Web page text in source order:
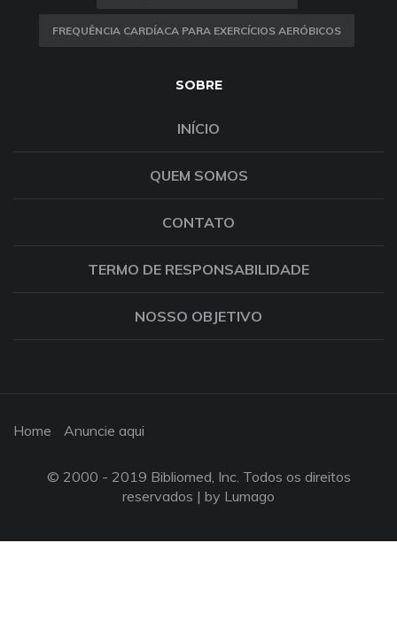
FREQUÊNCIA CARDÍACA PARA EXERCÍCIOS AERÓBICOS
SOBRE
INÍCIO
QUEM SOMOS
CONTATO
TERMO DE RESPONSABILIDADE
NOSSO OBJETIVO
Home Anuncie aqui
© 2000 - 2019 Bibliomed, Inc. Todos os direitos
reservados | by Lumago